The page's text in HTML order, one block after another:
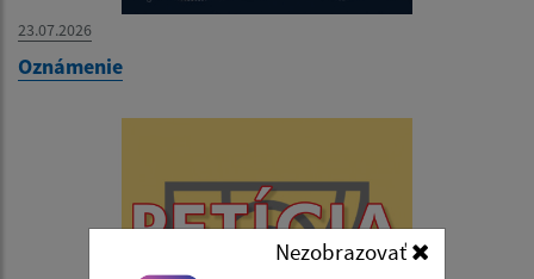
Nezobrazovať
23.07.2026
Oznámenie